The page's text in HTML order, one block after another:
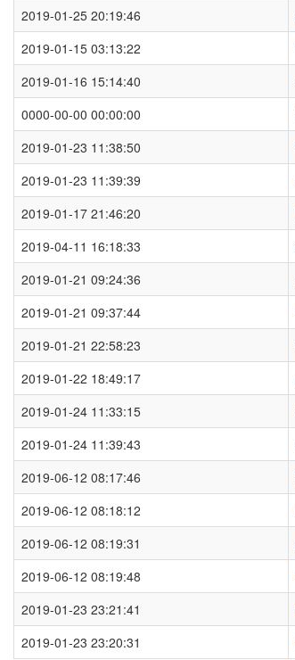
2019-01-25 20:19:46
2019-01-15 03:13:22
2019-01-16 15:14:40
0000-00-00 00:00:00
2019-01-23 11:38:50
2019-01-23 11:39:39
2019-01-17 21:46:20
2019-04-11 16:18:33
2019-01-21 09:24:36
2019-01-21 09:37:44
2019-01-21 22:58:23
2019-01-22 18:49:17
2019-01-24 11:33:15
2019-01-24 11:39:43
2019-06-12 08:17:46
2019-06-12 08:18:12
2019-06-12 08:19:31
2019-06-12 08:19:48
2019-01-23 23:21:41
2019-01-23 23:20:31